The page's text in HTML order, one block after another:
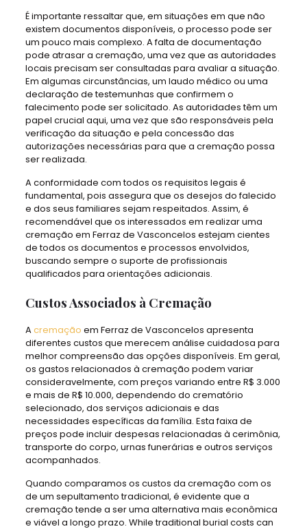
É importante ressaltar que, em situações em que não
existem documentos disponíveis, o processo pode ser
um pouco mais complexo. A falta de documentação
pode atrasar a cremação, uma vez que as autoridades
locais precisam ser consultadas para avaliar a situação.
Em algumas circunstâncias, um laudo médico ou uma
declaração de testemunhas que confirmem o
falecimento pode ser solicitado. As autoridades têm um
papel crucial aqui, uma vez que são responsáveis pela
verificação da situação e pela concessão das
autorizações necessárias para que a cremação possa
ser realizada.
A conformidade com todos os requisitos legais é
fundamental, pois assegura que os desejos do falecido
e dos seus familiares sejam respeitados. Assim, é
recomendável que os interessados em realizar uma
cremação em Ferraz de Vasconcelos estejam cientes
de todos os documentos e processos envolvidos,
buscando sempre o suporte de profissionais
qualificados para orientações adicionais.
Custos Associados à Cremação
Acremação em Ferraz de Vasconcelos apresenta
diferentes custos que merecem análise cuidadosa para
melhor compreensão das opções disponíveis. Em geral,
os gastos relacionados à cremação podem variar
consideravelmente, com preços variando entre R$ 3.000
e mais de R$ 10.000, dependendo do crematório
selecionado, dos serviços adicionais e das
necessidades específicas da família. Esta faixa de
preços pode incluir despesas relacionadas à cerimônia,
transporte do corpo, urnas funerárias e outros serviços
acompanhados.
Quando comparamos os custos da cremação com os
de um sepultamento tradicional, é evidente que a
cremação tende a ser uma alternativa mais econômica
e viável a longo prazo. While traditional burial costs can